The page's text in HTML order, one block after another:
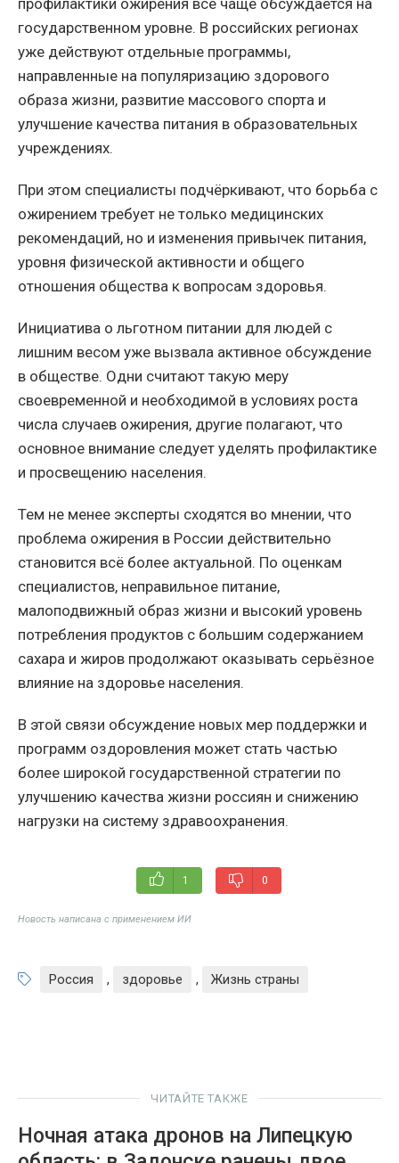
государственном уровне. В российских регионах
уже действуют отдельные программы,
направленные на популяризацию здорового
образа жизни, развитие массового спорта и
улучшение качества питания в образовательных
учреждениях.
При этом специалисты подчёркивают, что борьба с
ожирением требует не только медицинских
рекомендаций, но и изменения привычек питания,
уровня физической активности и общего
отношения общества к вопросам здоровья.
Инициатива о льготном питании для людей с
лишним весом уже вызвала активное обсуждение
в обществе. Одни считают такую меру
своевременной и необходимой в условиях роста
числа случаев ожирения, другие полагают, что
основное внимание следует уделять профилактике
и просвещению населения.
Тем не менее эксперты сходятся во мнении, что
проблема ожирения в России действительно
становится всё более актуальной. По оценкам
специалистов, неправильное питание,
малоподвижный образ жизни и высокий уровень
потребления продуктов с большим содержанием
сахара и жиров продолжают оказывать серьёзное
влияние на здоровье населения.
В этой связи обсуждение новых мер поддержки и
программ оздоровления может стать частью
более широкой государственной стратегии по
улучшению качества жизни россиян и снижению
нагрузки на систему здравоохранения.
1 0
Новость написана с применением ИИ
Россия , здоровье , Жизнь страны
ЧИТАЙТЕ ТАКЖЕ
Ночная атака дронов на Липецкую